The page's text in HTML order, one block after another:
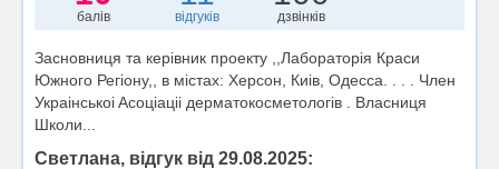
балів відгуків дзвінків
Засновниця та керiвник проекту ,,Лабораторiя Краси
Южного Регiону,, в мiстах: Херсон, Киiв, Одесса. . . . Член
Украiнськоi Aсоцiацii дерматокосметологiв . Власниця
Школи...
Светлана, відгук від 29.08.2025: